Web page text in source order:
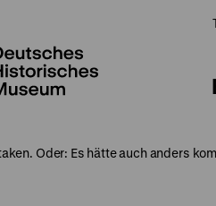
Oder: Es hätte auch anders